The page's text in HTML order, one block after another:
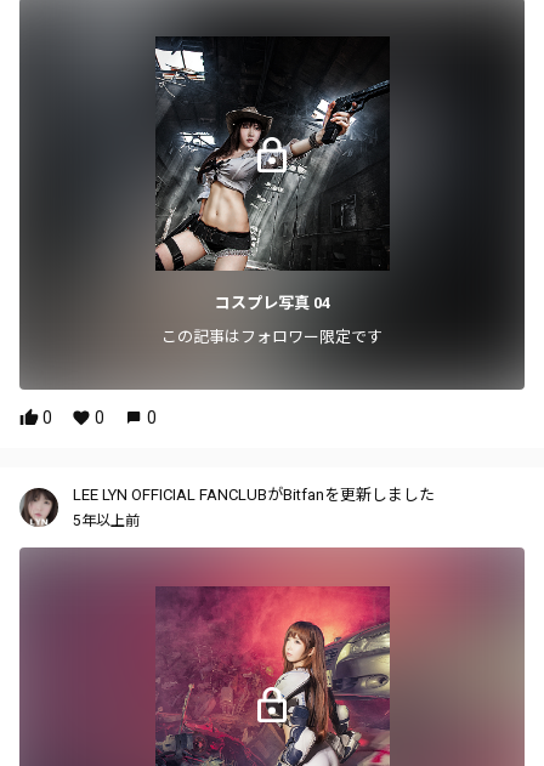
コスプレ写真 04
この記事はフォロワー限定です
0 0 0
LEE LYN OFFICIAL FANCLUBがBitfanを更新しました
5年以上前